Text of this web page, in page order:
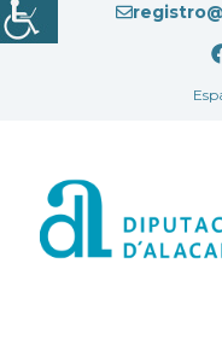
contingut